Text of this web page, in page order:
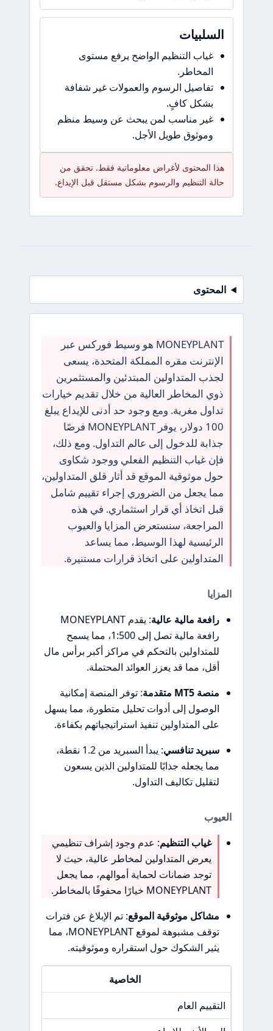
السلبيات
غياب التنظيم الواضح يرفع مستوى
المخاطر.
تفاصيل الرسوم والعمولات غير شفافة
بشكل كافٍ.
غير مناسب لمن يبحث عن وسيط منظم
وموثوق طويل الأجل.
هذا المحتوى لأغراض معلوماتية فقط. تحقق من
حالة التنظيم والرسوم بشكل مستقل قبل الإيداع.
المحتوى
MONEYPLANT هو وسيط فوركس عبر
الإنترنت مقره المملكة المتحدة، يسعى
لجذب المتداولين المبتدئين والمستثمرين
ذوي المخاطر العالية من خلال تقديم خيارات
تداول مغرية. ومع وجود حد أدنى للإيداع يبلغ
100 دولار، يوفر MONEYPLANT فرصًا
جذابة للدخول إلى عالم التداول. ومع ذلك،
فإن غياب التنظيم الفعلي ووجود شكاوى
حول موثوقية الموقع قد أثار قلق المتداولين،
مما يجعل من الضروري إجراء تقييم شامل
قبل اتخاذ أي قرار استثماري. في هذه
المراجعة، سنستعرض المزايا والعيوب
الرئيسية لهذا الوسيط، مما يساعد
المتداولين على اتخاذ قرارات مستنيرة.
المزايا
رافعة مالية عالية
: يقدم MONEYPLANT
رافعة مالية تصل إلى 1:500، مما يسمح
للمتداولين بالتحكم في مراكز أكبر برأس مال
أقل، مما قد يعزز العوائد المحتملة.
منصة MT5 متقدمة
: توفر المنصة إمكانية
الوصول إلى أدوات تحليل متطورة، مما يسهل
على المتداولين تنفيذ استراتيجياتهم بكفاءة.
سبريد تنافسي
: يبدأ السبريد من 1.2 نقطة،
مما يجعله جذابًا للمتداولين الذين يسعون
لتقليل تكاليف التداول.
العيوب
غياب التنظيم: عدم وجود إشراف تنظيمي
يعرض المتداولين لمخاطر عالية، حيث لا
توجد ضمانات لحماية أموالهم، مما يجعل
MONEYPLANT خيارًا محفوفًا بالمخاطر.
مشاكل موثوقية الموقع: تم الإبلاغ عن فترات
توقف مشبوهة لموقع MONEYPLANT، مما
يثير الشكوك حول استقراره وموثوقيته.
الخاصية
التقييم العام